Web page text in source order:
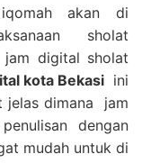
akan di
sholat
digital sholat
kota Bekasi ini
jelas dimana jam
dengan
mudah untuk di